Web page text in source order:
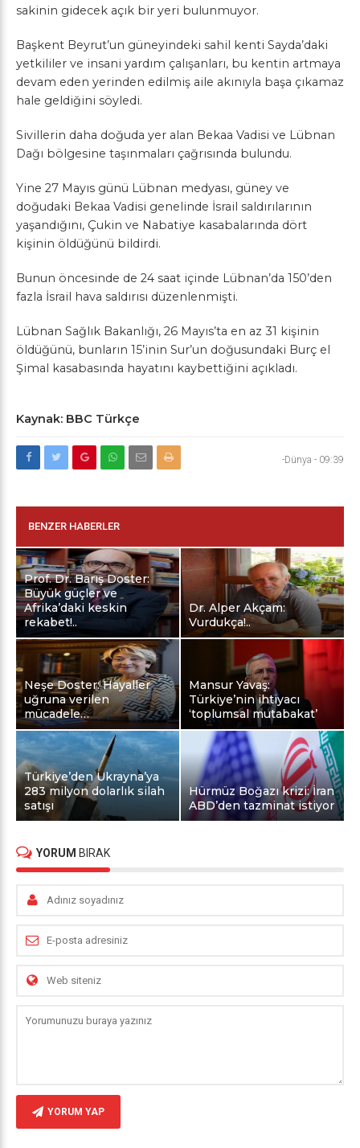
sakinin gidecek açık bir yeri bulunmuyor.
Başkent Beyrut’un güneyindeki sahil kenti Sayda’daki
yetkililer ve insani yardım çalışanları, bu kentin artmaya
devam eden yerinden edilmiş aile akınıyla başa çıkamaz
hale geldiğini söyledi.
Sivillerin daha doğuda yer alan Bekaa Vadisi ve Lübnan
Dağı bölgesine taşınmaları çağrısında bulundu.
Yine 27 Mayıs günü Lübnan medyası, güney ve
doğudaki Bekaa Vadisi genelinde İsrail saldırılarının
yaşandığını, Çukin ve Nabatiye kasabalarında dört
kişinin öldüğünü bildirdi.
Bunun öncesinde de 24 saat içinde Lübnan’da 150’den
fazla İsrail hava saldırısı düzenlenmişti.
Lübnan Sağlık Bakanlığı, 26 Mayıs’ta en az 31 kişinin
öldüğünü, bunların 15’inin Sur’un doğusundaki Burç el
Şimal kasabasında hayatını kaybettiğini açıkladı.
Kaynak: BBC Türkçe
-Dünya - 09:39
BENZER HABERLER
Prof. Dr. Barış Doster:
Büyük güçler ve
Afrika’daki keskin
rekabet!..
Dr. Alper Akçam:
Vurdukça!..
Neşe Doster: Hayaller
uğruna verilen
mücadele…
Mansur Yavaş:
Türkiye’nin ihtiyacı
‘toplumsal mutabakat’
Türkiye’den Ukrayna’ya
283 milyon dolarlık silah
satışı
Hürmüz Boğazı krizi: İran
ABD’den tazminat istiyor
YORUM BIRAK
YORUM YAP